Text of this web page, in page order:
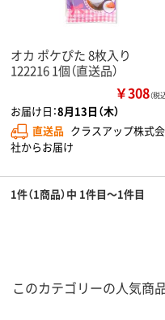
オカ ポケぴた 8枚入り
122216 1個（直送品）
￥308（税
お届け日：8月13日（木）
直送品 クラスアップ株式会
社からお届け
1件（1商品）中 1件目～1件目
このカテゴリーの人気商